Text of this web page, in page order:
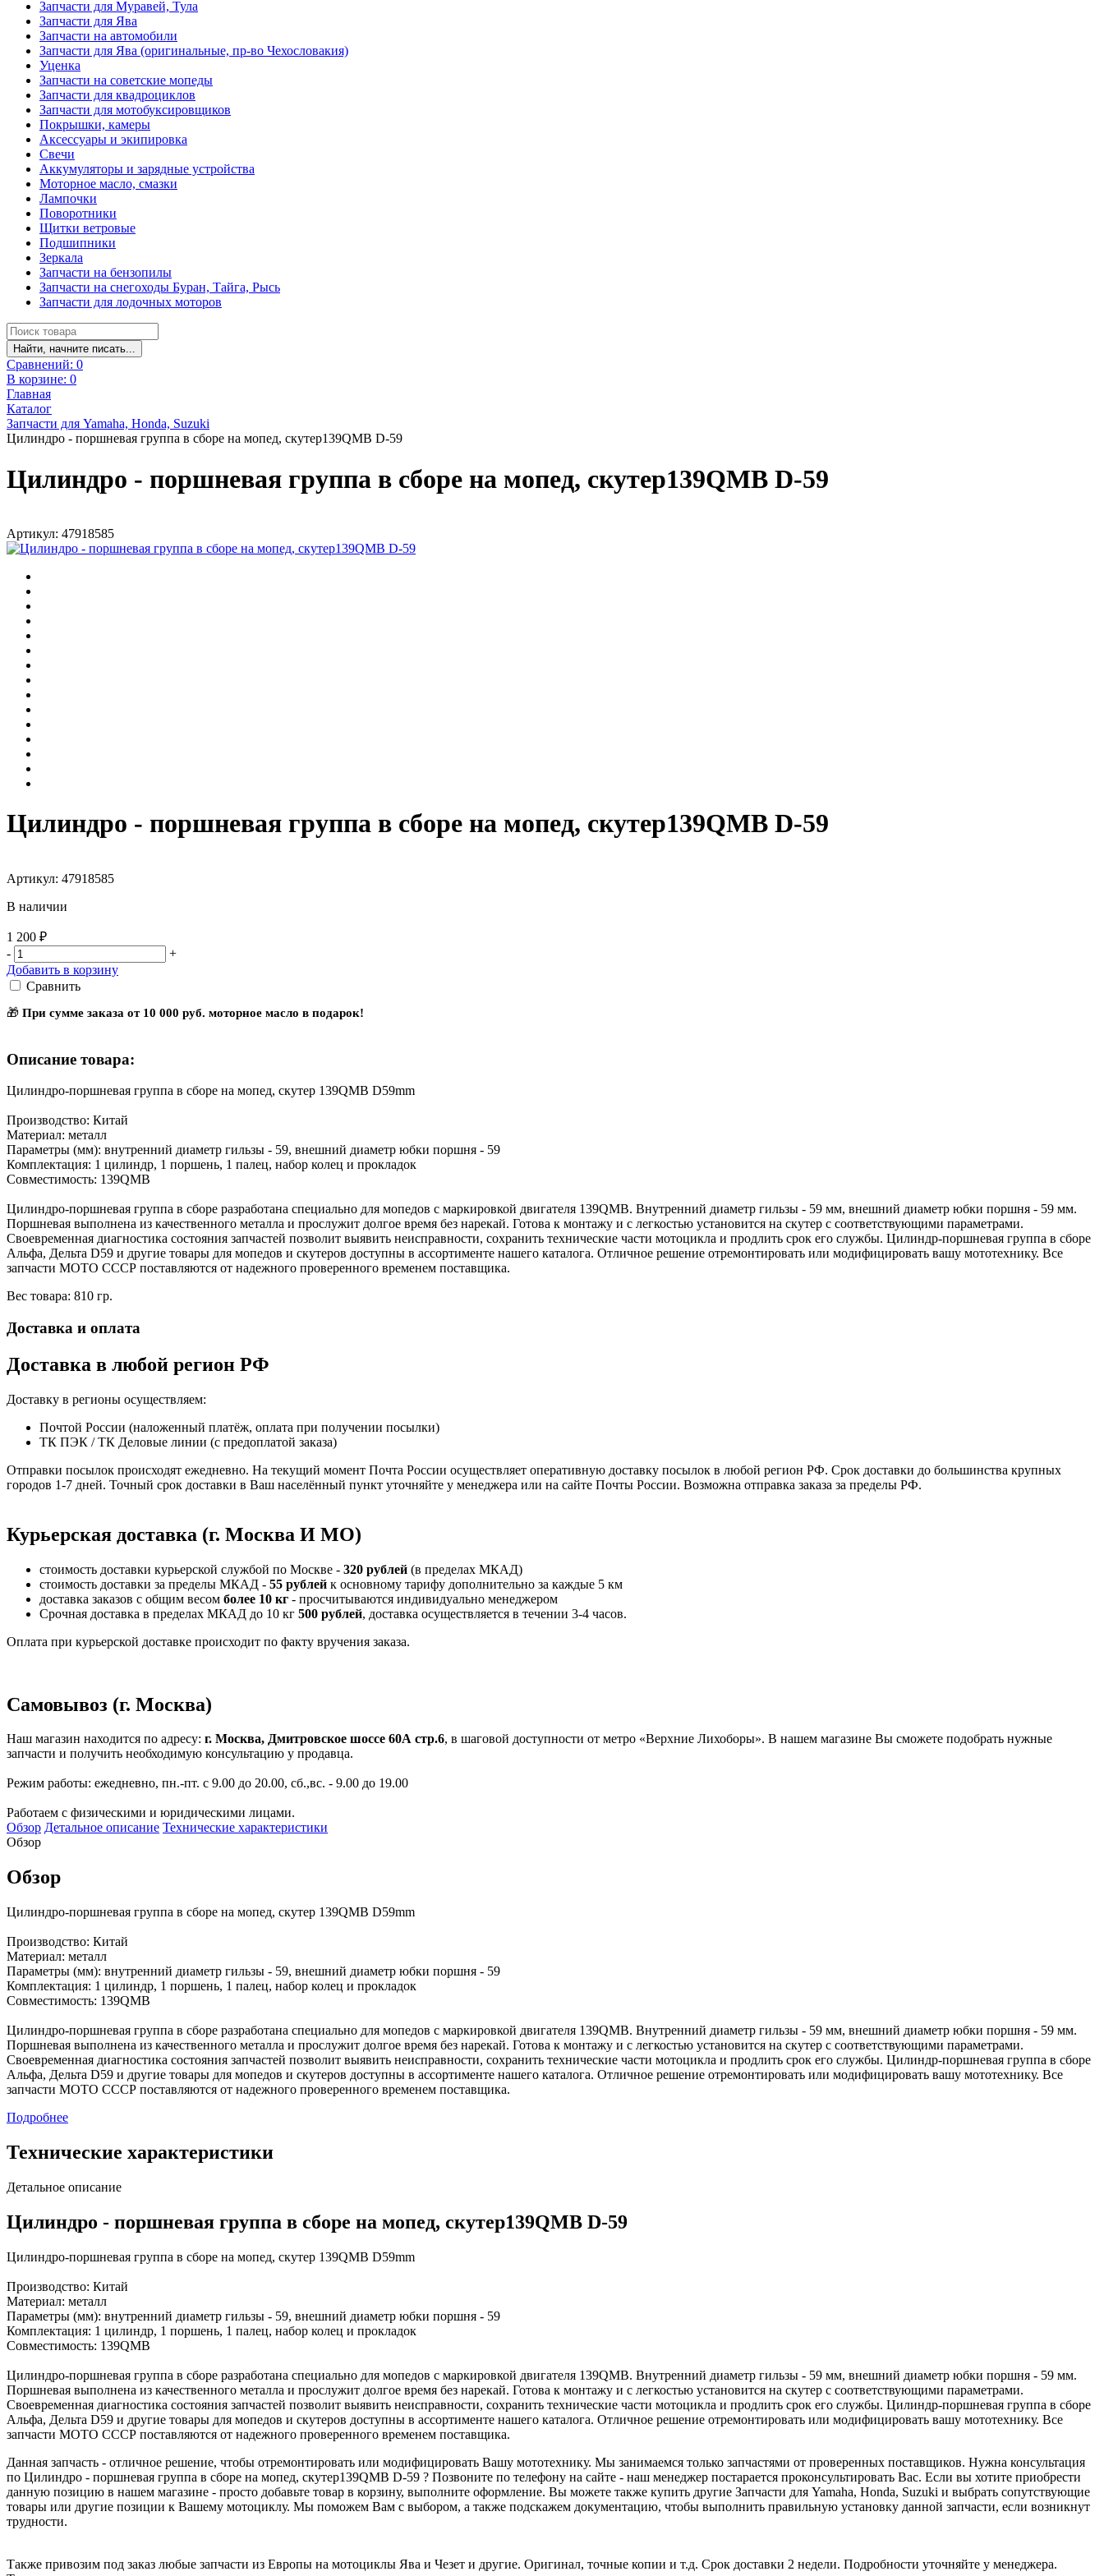
Запчасти для Муравей, Тула
Запчасти для Ява
Запчасти на автомобили
Запчасти для Ява (оригинальные, пр-во Чехословакия)
Уценка
Запчасти на советские мопеды
Запчасти для квадроциклов
Запчасти для мотобуксировщиков
Покрышки, камеры
Аксессуары и экипировка
Свечи
Аккумуляторы и зарядные устройства
Моторное масло, смазки
Лампочки
Поворотники
Щитки ветровые
Подшипники
Зеркала
Запчасти на бензопилы
Запчасти на снегоходы Буран, Тайга, Рысь
Запчасти для лодочных моторов
Найти, начните писать...
Сравнений: 0
В корзине: 0
Главная
Каталог
Запчасти для Yamaha, Honda, Suzuki
Цилиндро - поршневая группа в сборе на мопед, скутер139QMB D-59
Цилиндро - поршневая группа в сборе на мопед, скутер139QMB D-59
Артикул: 47918585
Цилиндро - поршневая группа в сборе на мопед, скутер139QMB D-59
Артикул: 47918585
В наличии
1 200 ₽
-
+
Добавить в корзину
Сравнить
🎁 При сумме заказа от 10 000 руб. моторное масло в подарок!
Описание товара:
Цилиндро-поршневая группа в сборе на мопед, скутер 139QMB D59mm
Производство: Китай
Материал: металл
Параметры (мм): внутренний диаметр гильзы - 59, внешний диаметр юбки поршня - 59
Комплектация: 1 цилиндр, 1 поршень, 1 палец, набор колец и прокладок
Совместимость: 139QMB
Цилиндро-поршневая группа в сборе разработана специально для мопедов с маркировкой двигателя 139QMB. Внутренний диаметр гильзы - 59 мм, внешний диаметр юбки поршня - 59 мм.
Поршневая выполнена из качественного металла и прослужит долгое время без нарекай. Готова к монтажу и с легкостью установится на скутер с соответствующими параметрами.
Своевременная диагностика состояния запчастей позволит выявить неисправности, сохранить технические части мотоцикла и продлить срок его службы. Цилиндр-поршневая группа в сборе
Альфа, Дельта D59 и другие товары для мопедов и скутеров доступны в ассортименте нашего каталога. Отличное решение отремонтировать или модифицировать вашу мототехнику. Все
запчасти МОТО СССР поставляются от надежного проверенного временем поставщика.
Вес товара: 810 гр.
Доставка и оплата
Доставка в любой регион РФ
Доставку в регионы осуществляем:
Почтой России (наложенный платёж, оплата при получении посылки)
ТК ПЭК / ТК Деловые линии (с предоплатой заказа)
Отправки посылок происходят ежедневно. На текущий момент Почта России осуществляет оперативную доставку посылок в любой регион РФ. Срок доставки до большинства крупных
городов 1-7 дней. Точный срок доставки в Ваш населённый пункт уточняйте у менеджера или на сайте Почты России. Возможна отправка заказа за пределы РФ.
Курьерская доставка (г. Москва И МО)
стоимость доставки курьерской службой по Москве - 320 рублей (в пределах МКАД)
стоимость доставки за пределы МКАД - 55 рублей к основному тарифу дополнительно за каждые 5 км
доставка заказов с общим весом более 10 кг - просчитываются индивидуально менеджером
Срочная доставка в пределах МКАД до 10 кг 500 рублей, доставка осуществляется в течении 3-4 часов.
Оплата при курьерской доставке происходит по факту вручения заказа.
Самовывоз (г. Москва)
Наш магазин находится по адресу: г. Москва, Дмитровское шоссе 60А стр.6, в шаговой доступности от метро «Верхние Лихоборы». В нашем магазине Вы сможете подобрать нужные
запчасти и получить необходимую консультацию у продавца.
Режим работы: ежедневно, пн.-пт. с 9.00 до 20.00, сб.,вс. - 9.00 до 19.00
Работаем с физическими и юридическими лицами.
Обзор Детальное описание Технические характеристики
Обзор
Обзор
Цилиндро-поршневая группа в сборе на мопед, скутер 139QMB D59mm
Производство: Китай
Материал: металл
Параметры (мм): внутренний диаметр гильзы - 59, внешний диаметр юбки поршня - 59
Комплектация: 1 цилиндр, 1 поршень, 1 палец, набор колец и прокладок
Совместимость: 139QMB
Цилиндро-поршневая группа в сборе разработана специально для мопедов с маркировкой двигателя 139QMB. Внутренний диаметр гильзы - 59 мм, внешний диаметр юбки поршня - 59 мм.
Поршневая выполнена из качественного металла и прослужит долгое время без нарекай. Готова к монтажу и с легкостью установится на скутер с соответствующими параметрами.
Своевременная диагностика состояния запчастей позволит выявить неисправности, сохранить технические части мотоцикла и продлить срок его службы. Цилиндр-поршневая группа в сборе
Альфа, Дельта D59 и другие товары для мопедов и скутеров доступны в ассортименте нашего каталога. Отличное решение отремонтировать или модифицировать вашу мототехнику. Все
запчасти МОТО СССР поставляются от надежного проверенного временем поставщика.
Подробнее
Технические характеристики
Детальное описание
Цилиндро - поршневая группа в сборе на мопед, скутер139QMB D-59
Цилиндро-поршневая группа в сборе на мопед, скутер 139QMB D59mm
Производство: Китай
Материал: металл
Параметры (мм): внутренний диаметр гильзы - 59, внешний диаметр юбки поршня - 59
Комплектация: 1 цилиндр, 1 поршень, 1 палец, набор колец и прокладок
Совместимость: 139QMB
Цилиндро-поршневая группа в сборе разработана специально для мопедов с маркировкой двигателя 139QMB. Внутренний диаметр гильзы - 59 мм, внешний диаметр юбки поршня - 59 мм.
Поршневая выполнена из качественного металла и прослужит долгое время без нарекай. Готова к монтажу и с легкостью установится на скутер с соответствующими параметрами.
Своевременная диагностика состояния запчастей позволит выявить неисправности, сохранить технические части мотоцикла и продлить срок его службы. Цилиндр-поршневая группа в сборе
Альфа, Дельта D59 и другие товары для мопедов и скутеров доступны в ассортименте нашего каталога. Отличное решение отремонтировать или модифицировать вашу мототехнику. Все
запчасти МОТО СССР поставляются от надежного проверенного временем поставщика.
Данная запчасть - отличное решение, чтобы отремонтировать или модифицировать Вашу мототехнику. Мы занимаемся только запчастями от проверенных поставщиков. Нужна консультация
по Цилиндро - поршневая группа в сборе на мопед, скутер139QMB D-59 ? Позвоните по телефону на сайте - наш менеджер постарается проконсультировать Вас. Если вы хотите приобрести
данную позицию в нашем магазине - просто добавьте товар в корзину, выполните оформление. Вы можете также купить другие Запчасти для Yamaha, Honda, Suzuki и выбрать сопутствующие
товары или другие позиции к Вашему мотоциклу. Мы поможем Вам с выбором, а также подскажем документацию, чтобы выполнить правильную установку данной запчасти, если возникнут
трудности.
Также привозим под заказ любые запчасти из Европы на мотоциклы Ява и Чезет и другие. Оригинал, точные копии и т.д. Срок доставки 2 недели. Подробности уточняйте у менеджера.